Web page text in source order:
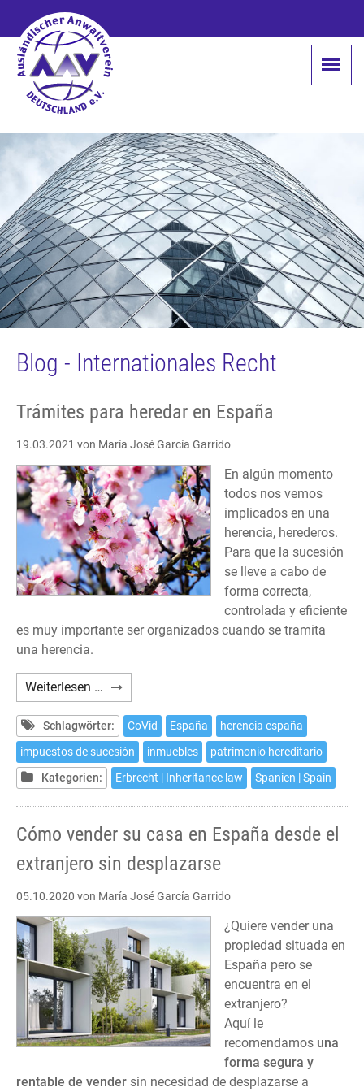
Blog - Internationales Recht
Trámites para heredar en España
19.03.2021 von María José García Garrido
En algún momento
todos nos vemos
implicados en una
herencia, herederos.
Para que la sucesión
se lleve a cabo de
forma correcta,
controlada y eficiente
es muy importante ser organizados cuando se tramita
una herencia.
Weiterlesen … Trámites
para
heredar
en
España
Schlagwörter: CoVid España
herencia españa
impuestos de sucesión
inmuebles
patrimonio hereditario
Kategorien:
Erbrecht | Inheritance law Spanien | Spain
Cómo vender su casa en España desde el
extranjero sin desplazarse
05.10.2020 von María José García Garrido
¿Quiere vender una
propiedad situada en
España pero se
encuentra en el
extranjero?
Aquí le
recomendamos una
forma segura y
rentable de vender sin necesidad de desplazarse a